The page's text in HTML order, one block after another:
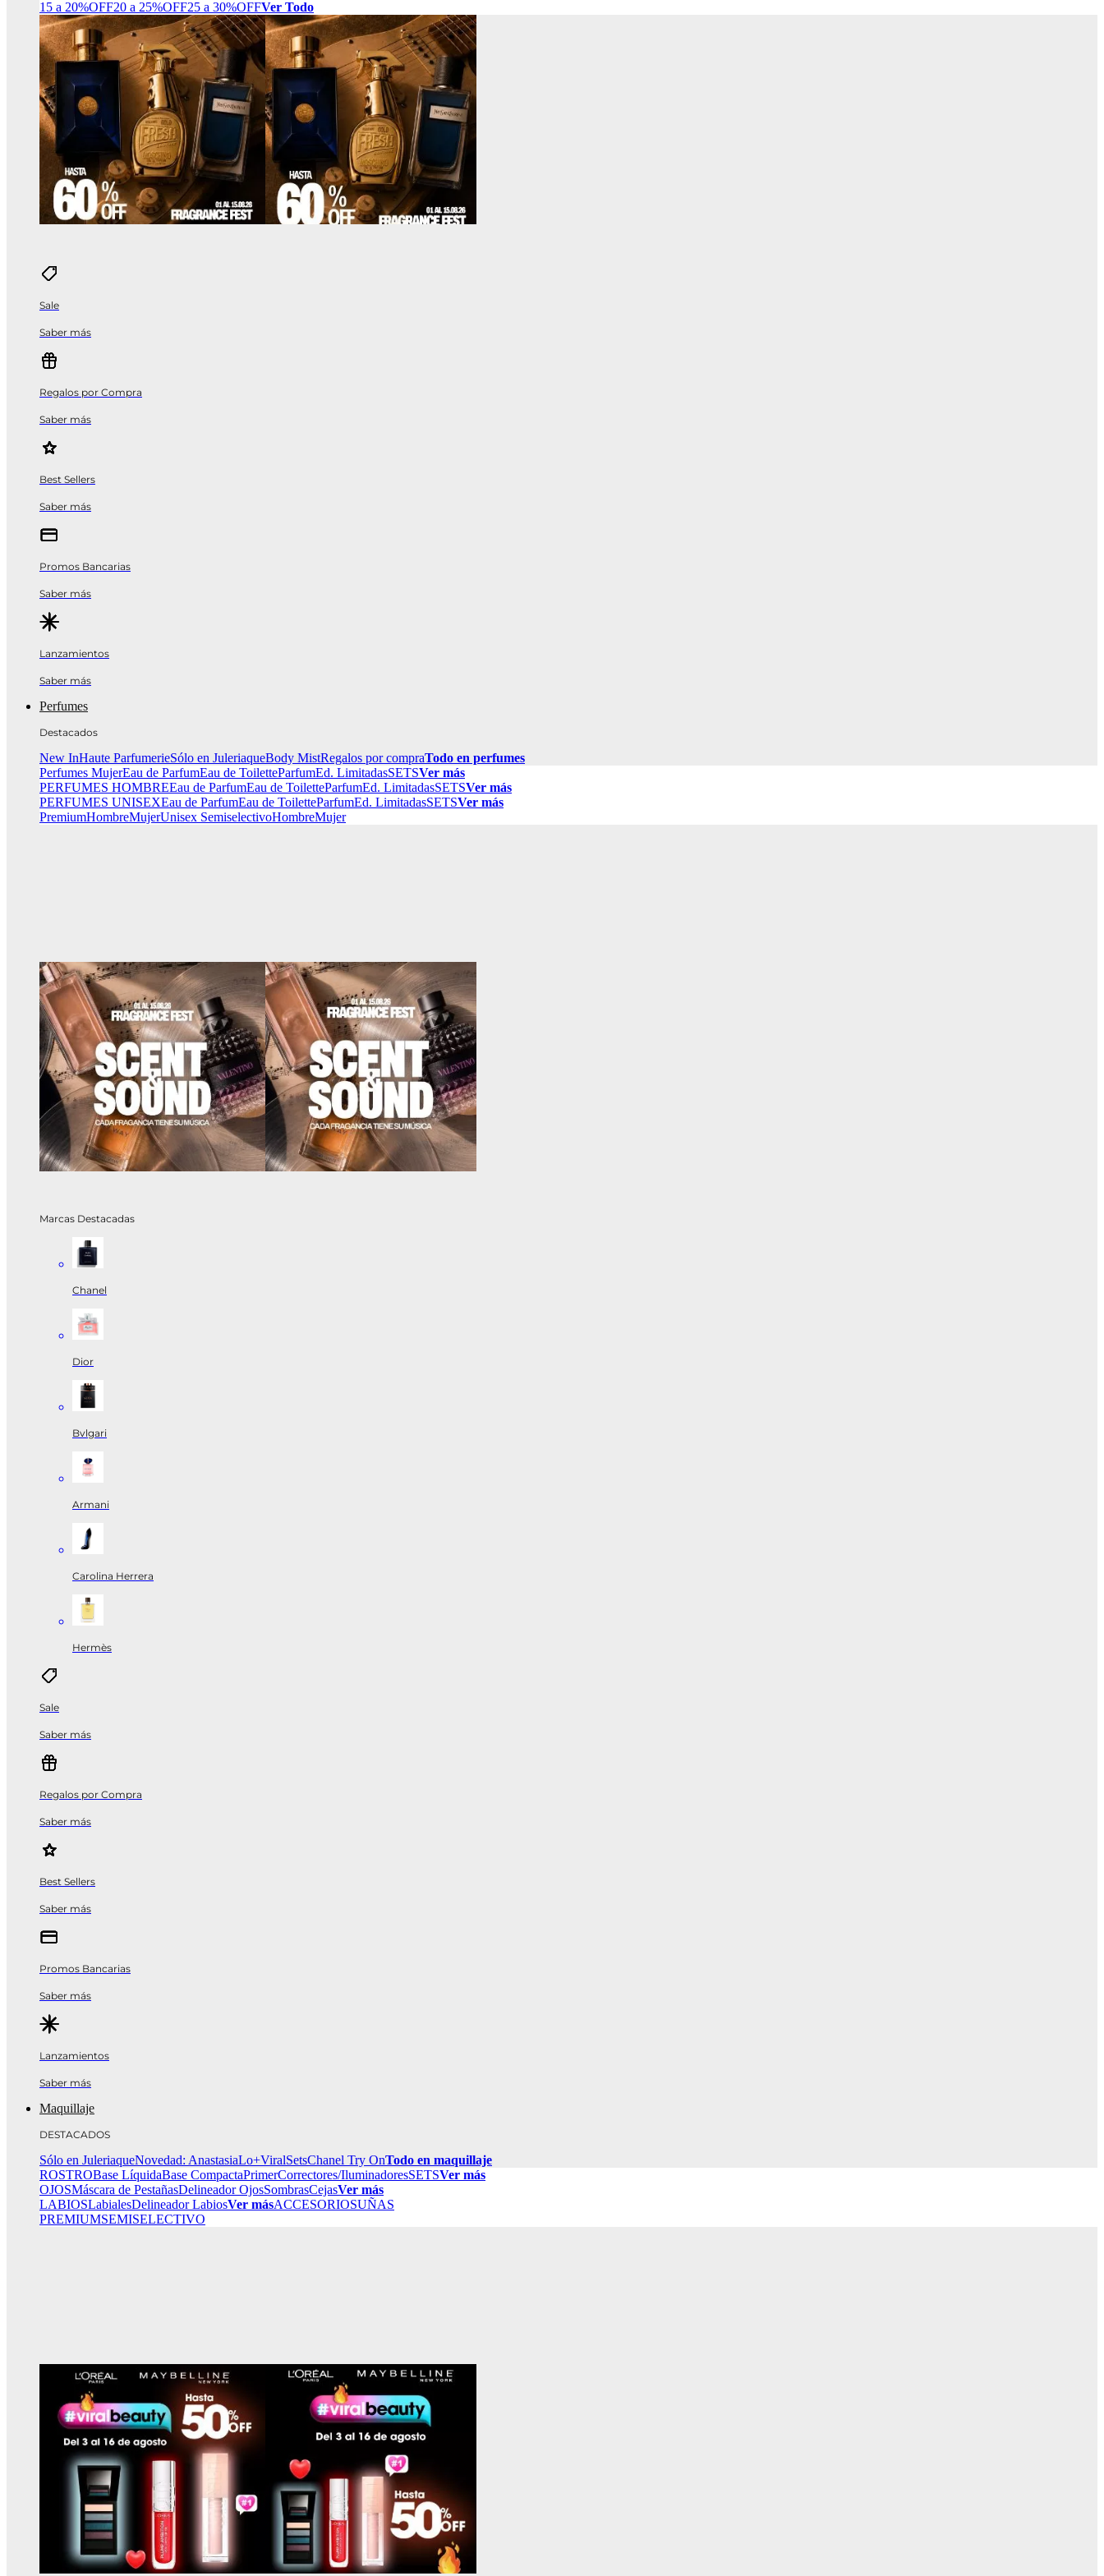
15 a 20%OFF20 a 25%OFF25 a 30%OFFVer Todo
Sale
Saber más
Regalos por Compra
Saber más
Best Sellers
Saber más
Promos Bancarias
Saber más
Lanzamientos
Saber más
Perfumes
Destacados
New InHaute ParfumerieSólo en JuleriaqueBody MistRegalos por compraTodo en perfumes
Perfumes MujerEau de ParfumEau de ToiletteParfumEd. LimitadasSETSVer más
PERFUMES HOMBREEau de ParfumEau de ToiletteParfumEd. LimitadasSETSVer más
PERFUMES UNISEXEau de ParfumEau de ToiletteParfumEd. LimitadasSETSVer más
PremiumHombreMujerUnisex SemiselectivoHombreMujer
Marcas Destacadas
Chanel
Dior
Bvlgari
Armani
Carolina Herrera
Hermès
Sale
Saber más
Regalos por Compra
Saber más
Best Sellers
Saber más
Promos Bancarias
Saber más
Lanzamientos
Saber más
Maquillaje
DESTACADOS
Sólo en JuleriaqueNovedad: AnastasiaLo+ViralSetsChanel Try OnTodo en maquillaje
ROSTROBase LíquidaBase CompactaPrimerCorrectores/IluminadoresSETSVer más
OJOSMáscara de PestañasDelineador OjosSombrasCejasVer más
LABIOSLabialesDelineador LabiosVer másACCESORIOSUÑAS
PREMIUMSEMISELECTIVO